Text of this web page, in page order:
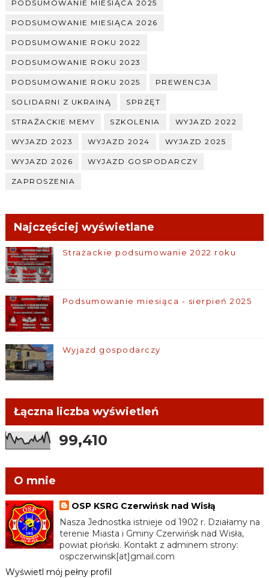
PODSUMOWANIE MIESIĄCA 2025
PODSUMOWANIE MIESIĄCA 2026
PODSUMOWANIE ROKU 2022
PODSUMOWANIE ROKU 2023
PODSUMOWANIE ROKU 2025 PREWENCJA
SOLIDARNI Z UKRAINĄ SPRZĘT
STRAŻACKIE MEMY SZKOLENIA WYJAZD 2022
WYJAZD 2023 WYJAZD 2024 WYJAZD 2025
WYJAZD 2026 WYJAZD GOSPODARCZY
ZAPROSZENIA
Najczęściej wyświetlane
Strażackie podsumowanie 2022 roku
Podsumowanie miesiąca - sierpień 2025
Wyjazd gospodarczy
Łączna liczba wyświetleń
99,410
O mnie
OSP KSRG Czerwińsk nad Wisłą
Nasza Jednostka istnieje od 1902 r. Działamy na
terenie Miasta i Gminy Czerwińsk nad Wisła,
powiat płoński. Kontakt z adminem strony:
ospczerwinsk[at]gmail.com
Wyświetl mój pełny profil